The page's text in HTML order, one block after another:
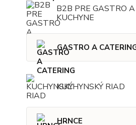
B2B PRE GASTRO A
KUCHYNE
GASTRO A
KUCHYNSKÝ RIAD
HRNCE